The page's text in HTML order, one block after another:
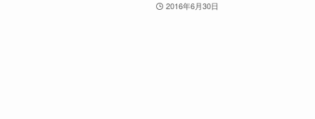
2016年6月30日